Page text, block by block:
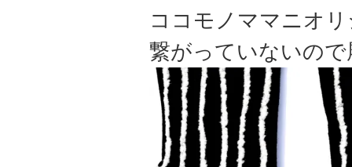
ココモノママニオ
繋がっていないの